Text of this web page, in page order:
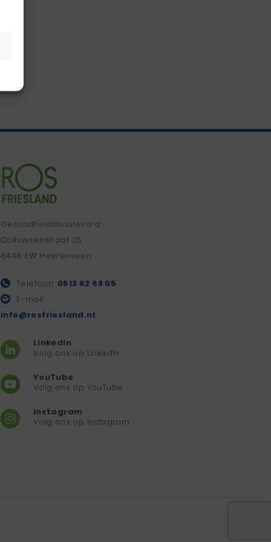
Gezondheidsboulevard
Dalhuysenstraat 35
8448 EW Heerenveen
Telefoon: 0513 62 68 05
E-mail:
info@rosfriesland.nl
LinkedIn
Volg ons op Linkedin
YouTube
Volg ons op YouTube
Instagram
Volg ons op Instagram